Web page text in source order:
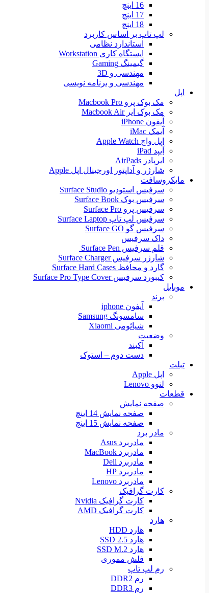
16 اینچ
17 اینچ
18 اینچ
لپ تاپ بر اساس کاربرد
استاندارد نظامی
ایستگاه کاری Workstation
گیمینگ Gaming
مهندسی و 3D
مهندسی و برنامه نویسی
اپل
مک بوک پرو Macbook Pro
مک بوک ایر Macbook Air
آیفون iPhone
آیمک iMac
اپل واچ Apple Watch
آیپد iPad
ایرپادز AirPads
شارژر و آداپتور اورجینال اپل Apple
مایکروسافت
سرفیس استودیو Surface Studio
سرفیس بوک Surface Book
سرفیس پرو Surface Pro
سرفیس لپ تاپ Surface Laptop
سرفیس گو Surface GO
داک سرفیس
قلم سرفیس Surface Pen
شارژر سرفیس Surface Charger
گارد و محافظ Surface Hard Cases
کیبورد سرفیس Surface Pro Type Cover
موبایل
برند
آیفون iphone
سامسونگ Samsung
شیائومی Xiaomi
وضعیت
آکبند
دست دوم – استوک
تبلت
اپل Apple
لنوو Lenovo
قطعات
صفحه نمایش
صفحه نمایش 14 اینچ
صفحه نمایش 15 اینج
مادر برد
مادربرد Asus
مادربرد MacBook
مادربرد Dell
مادربرد HP
مادربرد Lenovo
کارت گرافیک
کارت گرافیک Nvidia
کارت گرافیک AMD
هارد
هارد HDD
هارد SSD 2.5
هارد SSD M.2
فلش مموری
رم لپ تاپ
رم DDR2
رم DDR3